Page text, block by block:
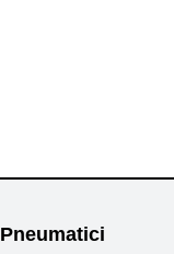
Pneumatici